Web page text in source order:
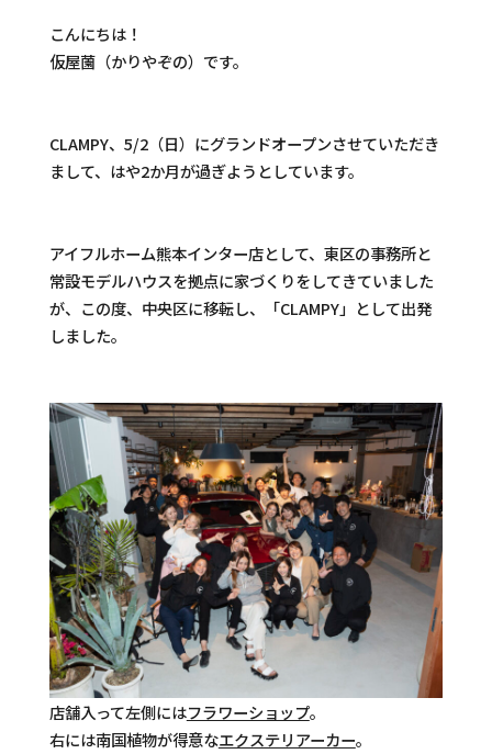
こんにちは！
仮屋薗（かりやぞの）です。
CLAMPY、5/2（日）にグランドオープンさせていただき
まして、はや2か月が過ぎようとしています。
アイフルホーム熊本インター店として、東区の事務所と
常設モデルハウスを拠点に家づくりをしてきていました
が、この度、中央区に移転し、「CLAMPY」として出発
しました。
店舗入って左側にはフラワーショップ。
右には南国植物が得意なエクステリアーカー。